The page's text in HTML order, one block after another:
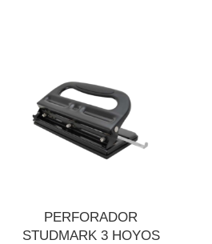
PERFORADOR
STUDMARK 3 HOYOS